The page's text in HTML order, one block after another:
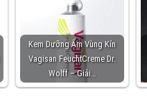
Kem Dưỡng Ẩm Vùng Kín
Vagisan FeuchtCreme Dr.
Wolff – Giải…